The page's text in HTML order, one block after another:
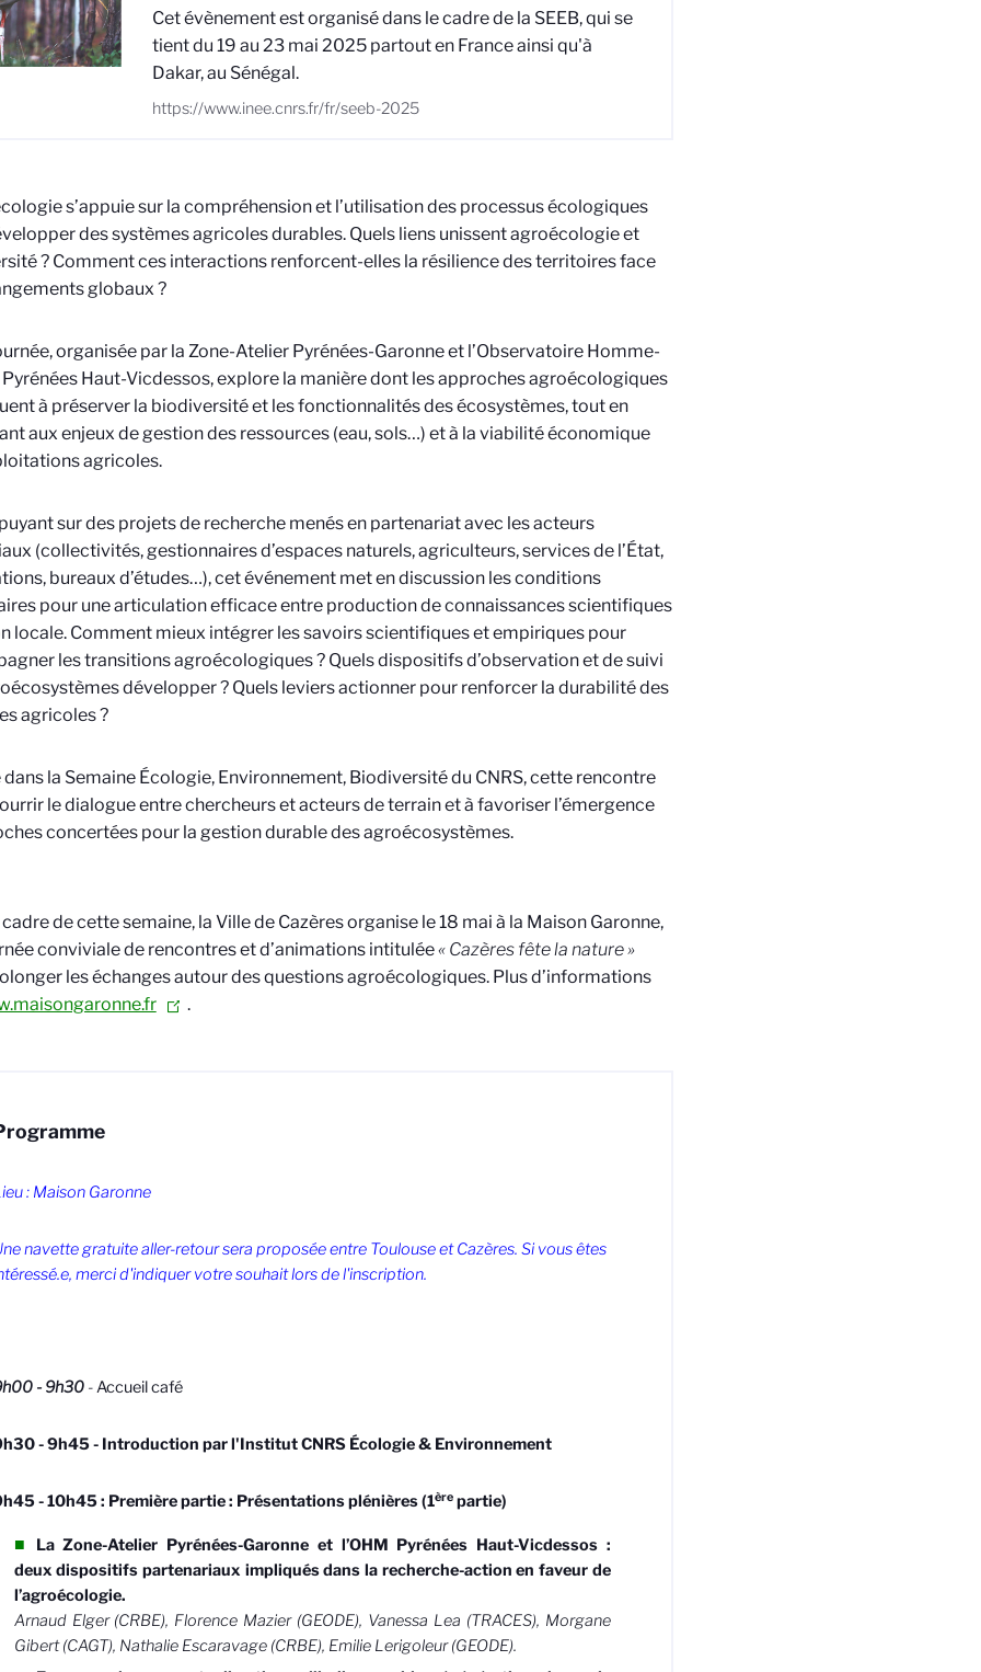
Cet évènement est organisé dans le cadre de la SEEB, qui se
tient du 19 au 23 mai 2025 partout en France ainsi qu'à
Dakar, au Sénégal.
https://www.inee.cnrs.fr/fr/seeb-2025
s’appuie sur la compréhension et l’utilisation des processus écologiques
des systèmes agricoles durables. Quels liens unissent agroécologie et
? Comment ces interactions renforcent-elles la résilience des territoires face
globaux ?
organisée par la Zone-Atelier Pyrénées-Garonne et l’Observatoire Homme-
Haut-Vicdessos, explore la manière dont les approches agroécologiques
à préserver la biodiversité et les fonctionnalités des écosystèmes, tout en
aux enjeux de gestion des ressources (eau, sols…) et à la viabilité économique
agricoles.
sur des projets de recherche menés en partenariat avec les acteurs
(collectivités, gestionnaires d’espaces naturels, agriculteurs, services de l’État,
bureaux d’études…), cet événement met en discussion les conditions
pour une articulation efficace entre production de connaissances scientifiques
locale. Comment mieux intégrer les savoirs scientifiques et empiriques pour
les transitions agroécologiques ? Quels dispositifs d’observation et de suivi
développer ? Quels leviers actionner pour renforcer la durabilité des
agricoles ?
la Semaine Écologie, Environnement, Biodiversité du CNRS, cette rencontre
le dialogue entre chercheurs et acteurs de terrain et à favoriser l’émergence
concertées pour la gestion durable des agroécosystèmes.
cadre de cette semaine, la Ville de Cazères organise le 18 mai à la Maison Garonne,
conviviale de rencontres et d’animations intitulée« Cazères fête la nature »
les échanges autour des questions agroécologiques. Plus d’informations
.
: Maison Garonne
navette gratuite aller-retour sera proposée entre Toulouse et Cazères. Si vous êtes
merci d'indiquer votre souhait lors de l'inscription.
- 9h30-Accueil café
- 9h45 - Introduction par l'Institut CNRS Écologie & Environnement
- 10h45 : Première partie : Présentations plénières (1èrepartie)
La Zone-Atelier Pyrénées-Garonne et l’OHM Pyrénées Haut-Vicdessos :
deux dispositifs partenariaux impliqués dans la recherche-action en faveur de
l’agroécologie.
Arnaud Elger (CRBE), Florence Mazier (GEODE), Vanessa Lea (TRACES), Morgane
Gibert (CAGT), Nathalie Escaravage (CRBE), Emilie Lerigoleur (GEODE).